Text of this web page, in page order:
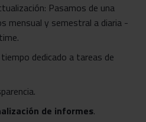
Pasamos de una
mensual y semestral a diaria -
dedicado a tareas de
de informes.